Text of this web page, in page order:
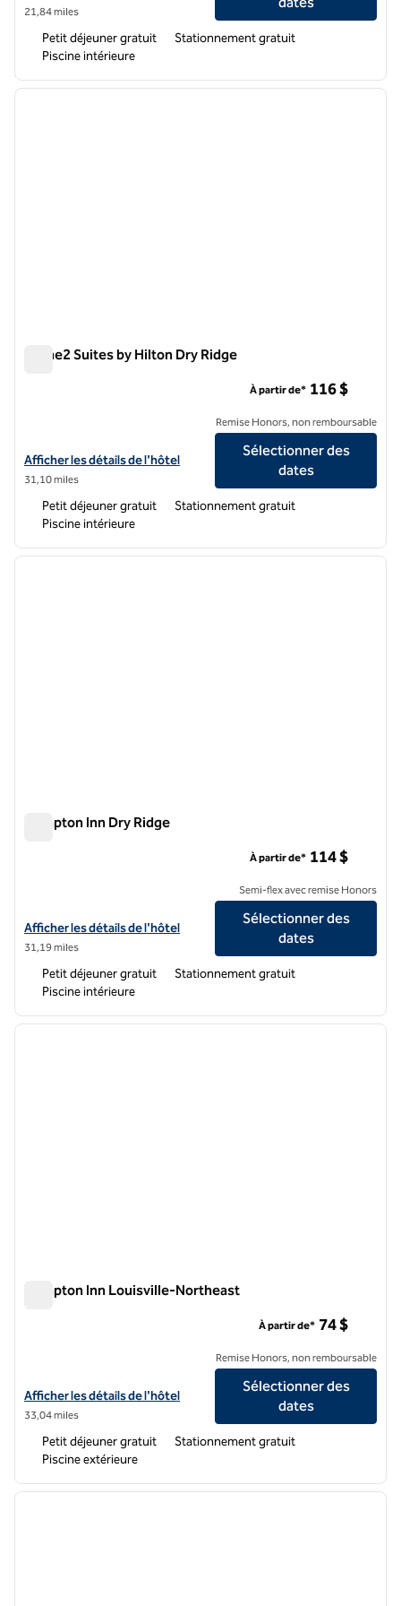
21,84 miles
Petit déjeuner gratuit
Stationnement gratuit
Piscine intérieure
1 sur 12
Home2 Suites by Hilton Dry Ridge
Afficher les détails de l'hôtel Home2 Suites by Hilton Dry Ridge
Afficher les détails de l'hôtel
31,10 miles
À partir de* 116 $
Remise Honors, non remboursable
Sélectionner des
dates
Petit déjeuner gratuit
Stationnement gratuit
Piscine intérieure
1 sur 12
Hampton Inn Dry Ridge
Afficher les détails de l'hôtel Hampton Inn Dry Ridge
Afficher les détails de l'hôtel
31,19 miles
À partir de* 114 $
Semi-flex avec remise Honors
Sélectionner des
dates
Petit déjeuner gratuit
Stationnement gratuit
Piscine intérieure
1 sur 12
Hampton Inn Louisville-Northeast
Afficher les détails de l'hôtel Hampton Inn Louisville-Northeast
Afficher les détails de l'hôtel
33,04 miles
À partir de* 74 $
Remise Honors, non remboursable
Sélectionner des
dates
Petit déjeuner gratuit
Stationnement gratuit
Piscine extérieure
1 sur 12